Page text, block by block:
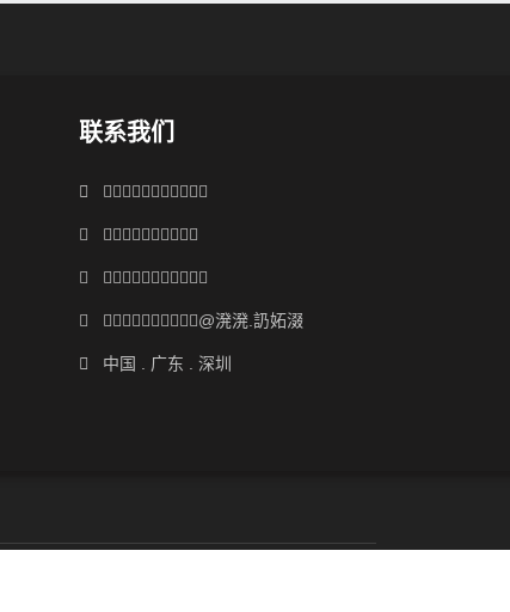
联系我们



@溌溌 .䚮妬涰
中国 . 广东 . 深圳